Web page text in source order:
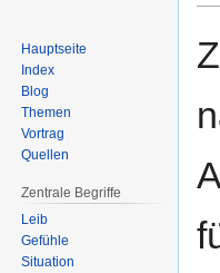
Hauptseite
Index
Blog
Themen
Vortrag
Quellen
Zentrale Begriffe
Leib
Gefühle
Situation